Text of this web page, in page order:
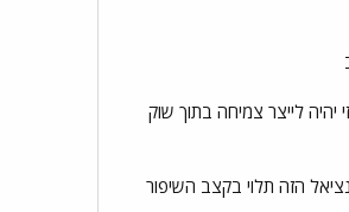
יהיה לייצר צמיחה בתוך שוק
הזה תלוי בקצב השיפור